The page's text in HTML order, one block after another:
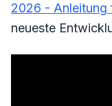
2026 - Anleitung
neueste